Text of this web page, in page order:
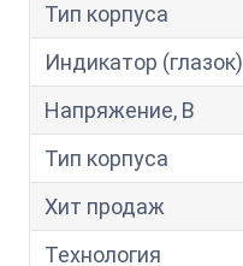
Тип корпуса
Индикатор (глазок)
Напряжение, В
Тип корпуса
Хит продаж
Технология